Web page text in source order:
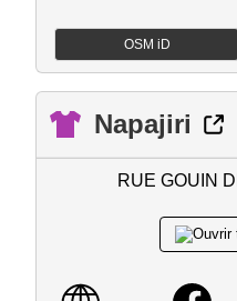
OSM iD
Napajiri
RUE GOUIN